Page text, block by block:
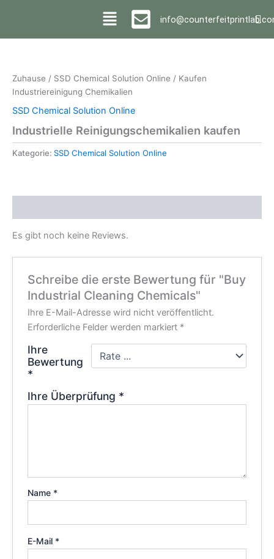
Inhalt
Zuhause / SSD Chemical Solution Online / Kaufen
Industriereinigung Chemikalien
SSD Chemical Solution Online
Industrielle Reinigungschemikalien kaufen
Kategorie: SSD Chemical Solution Online
Es gibt noch keine Reviews.
Schreibe die erste Bewertung für "Buy
Industrial Cleaning Chemicals"
Ihre E-Mail-Adresse wird nicht veröffentlicht.
Erforderliche Felder werden markiert *
Ihre
Bewertung
*
Ihre Überprüfung *
Name *
E-Mail *